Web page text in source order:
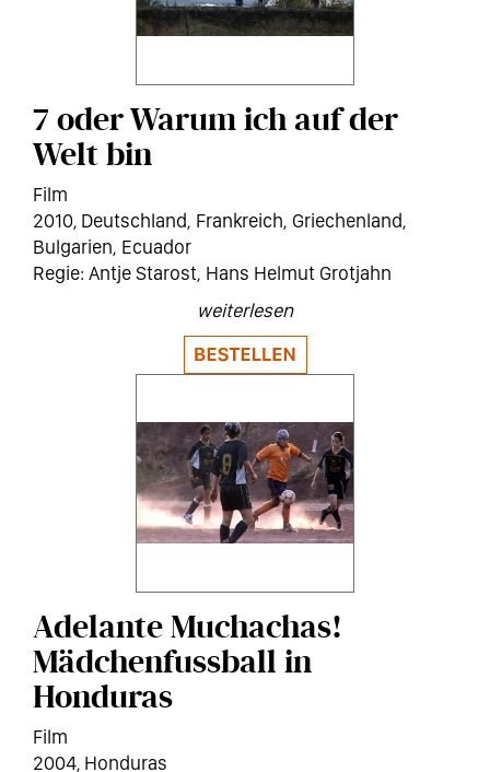
7 oder Warum ich auf der
Welt bin
Film
2010 Deutschland, Frankreich, Griechenland,
Bulgarien, Ecuador
Antje Starost, Hans Helmut Grotjahn
weiterlesen
Adelante Muchachas!
Mädchenfussball in
Honduras
Film
2004 Honduras